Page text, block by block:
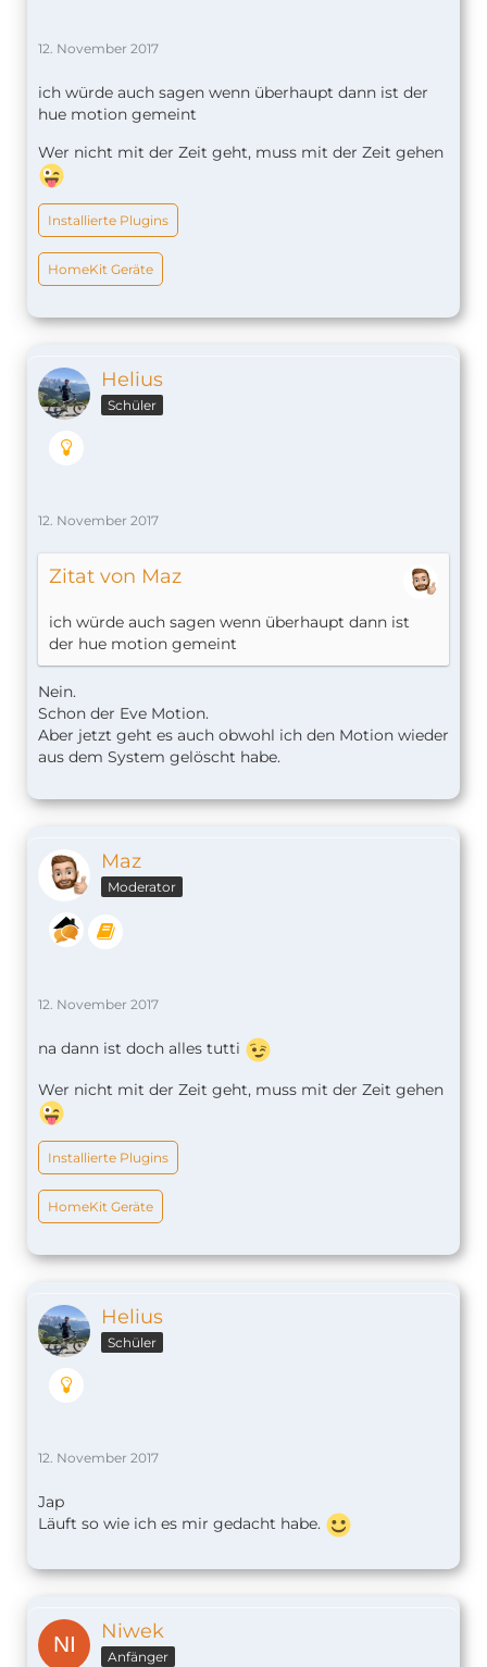
12. November 2017
ich würde auch sagen wenn überhaupt dann ist der
hue motion gemeint
Wer nicht mit der Zeit geht, muss mit der Zeit gehen
Installierte Plugins
HomeKit Geräte
Helius
Schüler
12. November 2017
Zitat von Maz
ich würde auch sagen wenn überhaupt dann ist
der hue motion gemeint
Nein.
Schon der Eve Motion.
Aber jetzt geht es auch obwohl ich den Motion wieder
aus dem System gelöscht habe.
Maz
Moderator
12. November 2017
na dann ist doch alles tutti
Wer nicht mit der Zeit geht, muss mit der Zeit gehen
Installierte Plugins
HomeKit Geräte
Helius
Schüler
12. November 2017
Jap
Läuft so wie ich es mir gedacht habe.
Niwek
Anfänger